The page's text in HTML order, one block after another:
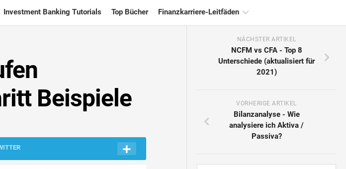
Investment Banking Tutorials Top Bücher Finanzkarriere-Leitfäden
Risikomanagement-
Beispiele
NÄCHSTER ARTIKEL
NCFM vs CFA - Top 8
Unterschiede (aktualisiert für
2021)
VORHERIGE ARTIKEL
Bilanzanalyse - Wie
analysiere ich Aktiva /
Passiva?